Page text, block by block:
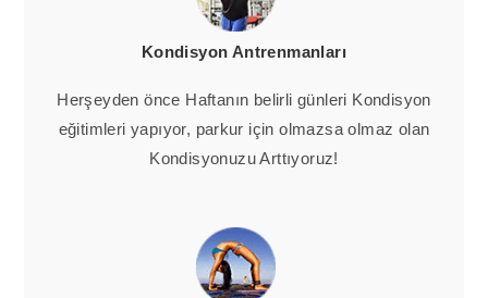
Kondisyon Antrenmanları
Herşeyden önce Haftanın belirli günleri Kondisyon
eğitimleri yapıyor, parkur için olmazsa olmaz olan
Kondisyonuzu Arttıyoruz!